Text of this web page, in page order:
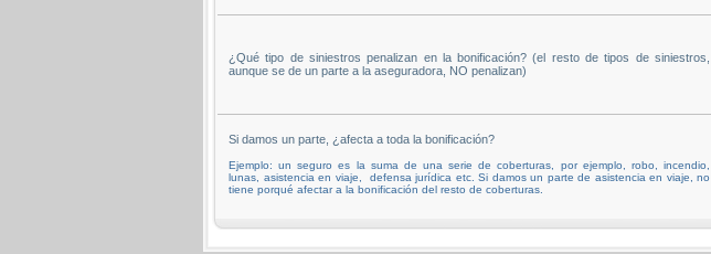
¿Qué tipo de siniestros penalizan en la bonificación? (el resto de tipos de siniestros,
aunque se de un parte a la aseguradora, NO penalizan)
Si damos un parte, ¿afecta a toda la bonificación?
Ejemplo: un seguro es la suma de una serie de coberturas, por ejemplo, robo, incendio,
lunas, asistencia en viaje, defensa jurídica etc. Si damos un parte de asistencia en viaje, no
tiene porqué afectar a la bonificación del resto de coberturas.